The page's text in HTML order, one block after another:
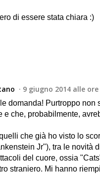
di essere stata chiara :)
9 giugno 2014 alle ore
domanda! Purtroppo
e che, probabilmente,
che già ho visto lo
Jr"), tra le novità
del cuore, ossia
straniero. Mi hanno